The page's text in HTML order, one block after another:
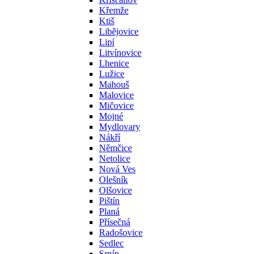
Křemže
Ktiš
Libějovice
Lipí
Litvínovice
Lhenice
Lužice
Mahouš
Malovice
Mičovice
Mojné
Mydlovary
Nákří
Němčice
Netolice
Nová Ves
Olešník
Olšovice
Pištín
Planá
Přísečná
Radošovice
Sedlec